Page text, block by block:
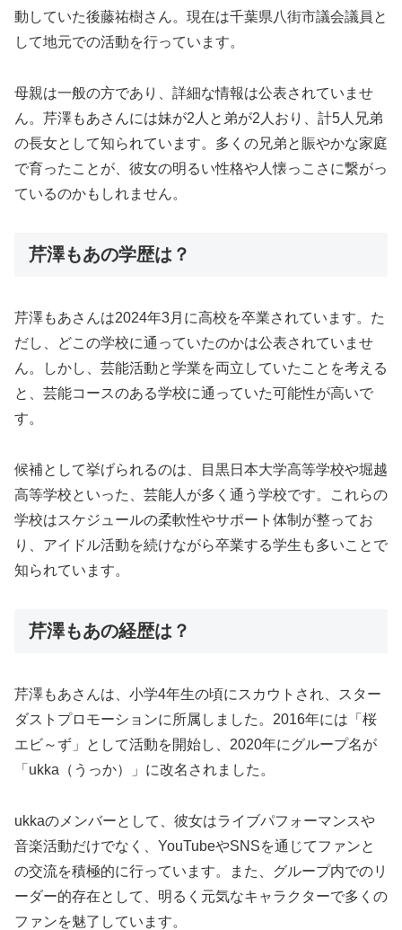
動していた後藤祐樹さん。現在は千葉県八街市議会議員と
して地元での活動を行っています。
母親は一般の方であり、詳細な情報は公表されていませ
ん。芹澤もあさんには妹が2人と弟が2人おり、計5人兄弟
の長女として知られています。多くの兄弟と賑やかな家庭
で育ったことが、彼女の明るい性格や人懐っこさに繋がっ
ているのかもしれません。
芹澤もあの学歴は？
芹澤もあさんは2024年3月に高校を卒業されています。た
だし、どこの学校に通っていたのかは公表されていませ
ん。しかし、芸能活動と学業を両立していたことを考える
と、芸能コースのある学校に通っていた可能性が高いで
す。
候補として挙げられるのは、目黒日本大学高等学校や堀越
高等学校といった、芸能人が多く通う学校です。これらの
学校はスケジュールの柔軟性やサポート体制が整ってお
り、アイドル活動を続けながら卒業する学生も多いことで
知られています。
芹澤もあの経歴は？
芹澤もあさんは、小学4年生の頃にスカウトされ、スター
ダストプロモーションに所属しました。2016年には「桜
エビ～ず」として活動を開始し、2020年にグループ名が
「ukka（うっか）」に改名されました。
ukkaのメンバーとして、彼女はライブパフォーマンスや
音楽活動だけでなく、YouTubeやSNSを通じてファンと
の交流を積極的に行っています。また、グループ内でのリ
ーダー的存在として、明るく元気なキャラクターで多くの
ファンを魅了しています。